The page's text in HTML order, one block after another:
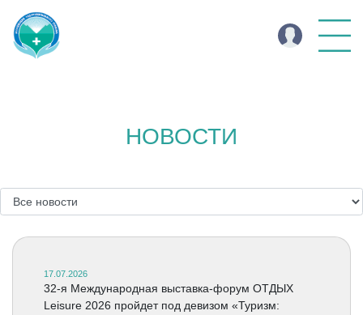
НОВОСТИ
17.07.2026
32-я Международная выставка-форум ОТДЫХ
Leisure 2026 пройдет под девизом «Туризм: